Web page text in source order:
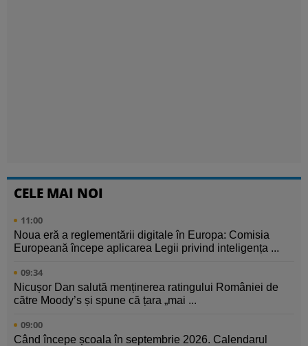
CELE MAI NOI
11:00
Noua eră a reglementării digitale în Europa: Comisia
Europeană începe aplicarea Legii privind inteligența ...
09:34
Nicușor Dan salută menținerea ratingului României de
către Moody’s și spune că țara „mai ...
09:00
Când începe școala în septembrie 2026. Calendarul